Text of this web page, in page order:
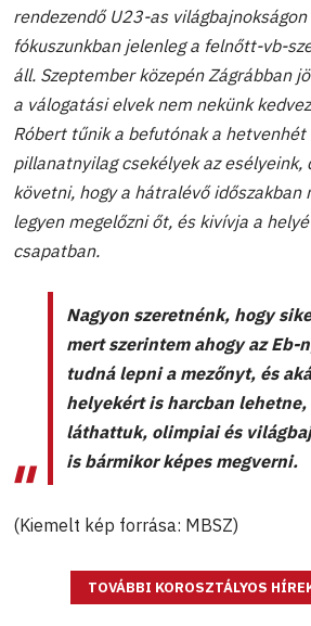
rendezendő U23-as
fókuszunkban jelenleg a felnőtt-vb-
áll. Szeptember közepén Zágrábban
a válogatási elvek nem nekünk
Róbert tűnik a befutónak a hetvenhét
pillanatnyilag csekélyek az esélyeink,
követni, hogy a hátralévő időszakban
legyen megelőzni őt, és kivívja a
csapatban.
Nagyon szeretnénk, hogy
mert szerintem ahogy az Eb-
tudná lepni a mezőnyt, és
helyekért is harcban lehetne,
láthattuk, olimpiai és
is bármikor képes megverni.
(Kiemelt kép forrása: MBSZ)
TOVÁBBI KOROSZTÁLYOS